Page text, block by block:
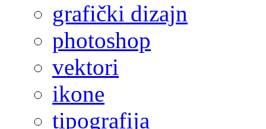
grafički dizajn
photoshop
vektori
ikone
tipografija